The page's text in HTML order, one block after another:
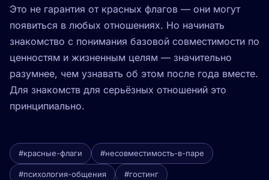
Это не гарантия от красных флагов — они могут
появиться в любых отношениях. Но начинать
знакомство с понимания базовой совместимости по
ценностям и жизненным целям — значительно
разумнее, чем узнавать об этом после года вместе.
Для знакомств для серьёзных отношений это
принципиально.
#красные-флаги #несовместимость-в-паре
#психология-общения #гостинг